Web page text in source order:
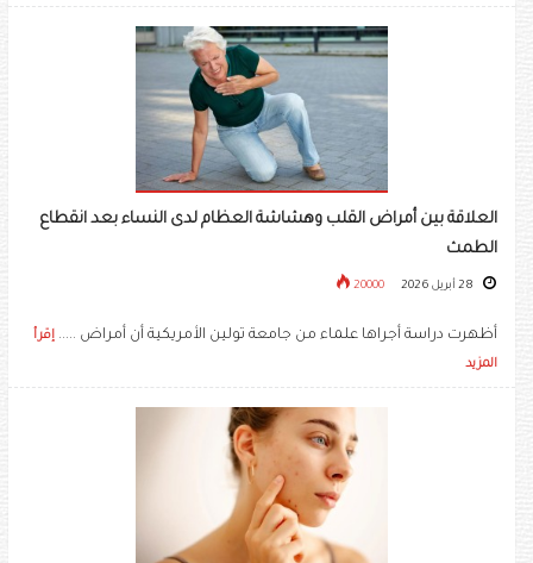
العلاقة بين أمراض القلب وهشاشة العظام لدى النساء بعد انقطاع
الطمث
20000
أظهرت دراسة أجراها علماء من جامعة تولين الأمريكية أن أمراض ..... إقرأ
المزيد